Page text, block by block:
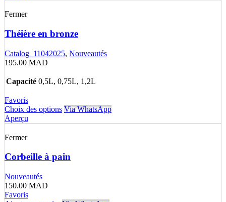
Fermer
Théière en bronze
Catalog_11042025, Nouveautés
195.00 MAD
Capacité 0,5L, 0,75L, 1,2L
Favoris
Choix des options Via WhatsApp
Aperçu
Fermer
Corbeille à pain
Nouveautés
150.00 MAD
Favoris